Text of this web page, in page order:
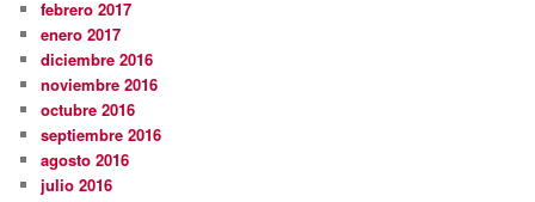
febrero 2017
enero 2017
diciembre 2016
noviembre 2016
octubre 2016
septiembre 2016
agosto 2016
julio 2016